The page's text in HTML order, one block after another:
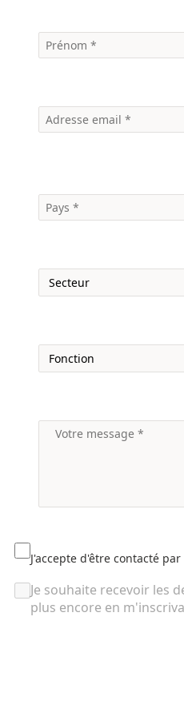
J'accepte d'être contacté
Je souhaite recevoir les
plus encore en